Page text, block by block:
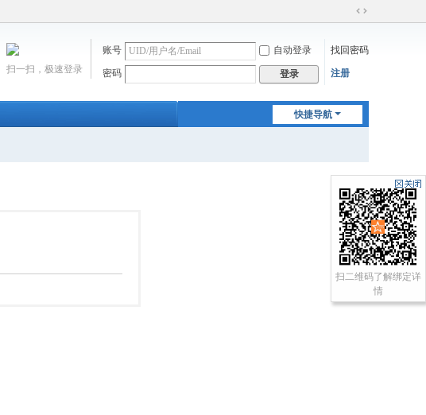
切
到
账号 自动登录 找回密码
密码 登录 注册
扫一扫，极速登录
快捷导航
扫二维码了解绑定详
情